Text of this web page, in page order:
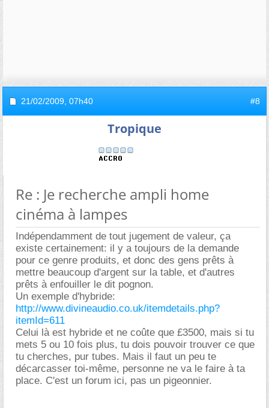
21/02/2009, 07h40 #8
Tropique
Re : Je recherche ampli home
cinéma à lampes
Indépendamment de tout jugement de valeur, ça
existe certainement: il y a toujours de la demande
pour ce genre produits, et donc des gens prêts à
mettre beaucoup d'argent sur la table, et d'autres
prêts à enfouiller le dit pognon.
Un exemple d'hybride:
http://www.divineaudio.co.uk/itemdetails.php?
itemId=611
Celui là est hybride et ne coûte que £3500, mais si tu
mets 5 ou 10 fois plus, tu dois pouvoir trouver ce que
tu cherches, pur tubes. Mais il faut un peu te
décarcasser toi-même, personne ne va le faire à ta
place. C'est un forum ici, pas un pigeonnier.